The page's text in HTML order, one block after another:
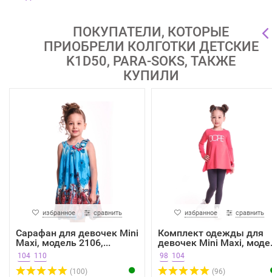
ПОКУПАТЕЛИ, КОТОРЫЕ
ПРИОБРЕЛИ КОЛГОТКИ ДЕТСКИЕ
K1D50, PARA-SOKS, ТАКЖЕ
КУПИЛИ
избранное сравнить
Сарафан для девочек Mini
Maxi, модель 2106,...
104 110
(100)
избранное сравнить
Комплект одежды для
девочек Mini Maxi,
98 104
(96)